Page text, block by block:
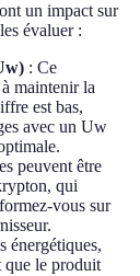
un impact sur
évaluer :
: Ce
maintenir la
est bas,
avec un Uw
peuvent être
qui
vous sur
énergétiques,
que le produit